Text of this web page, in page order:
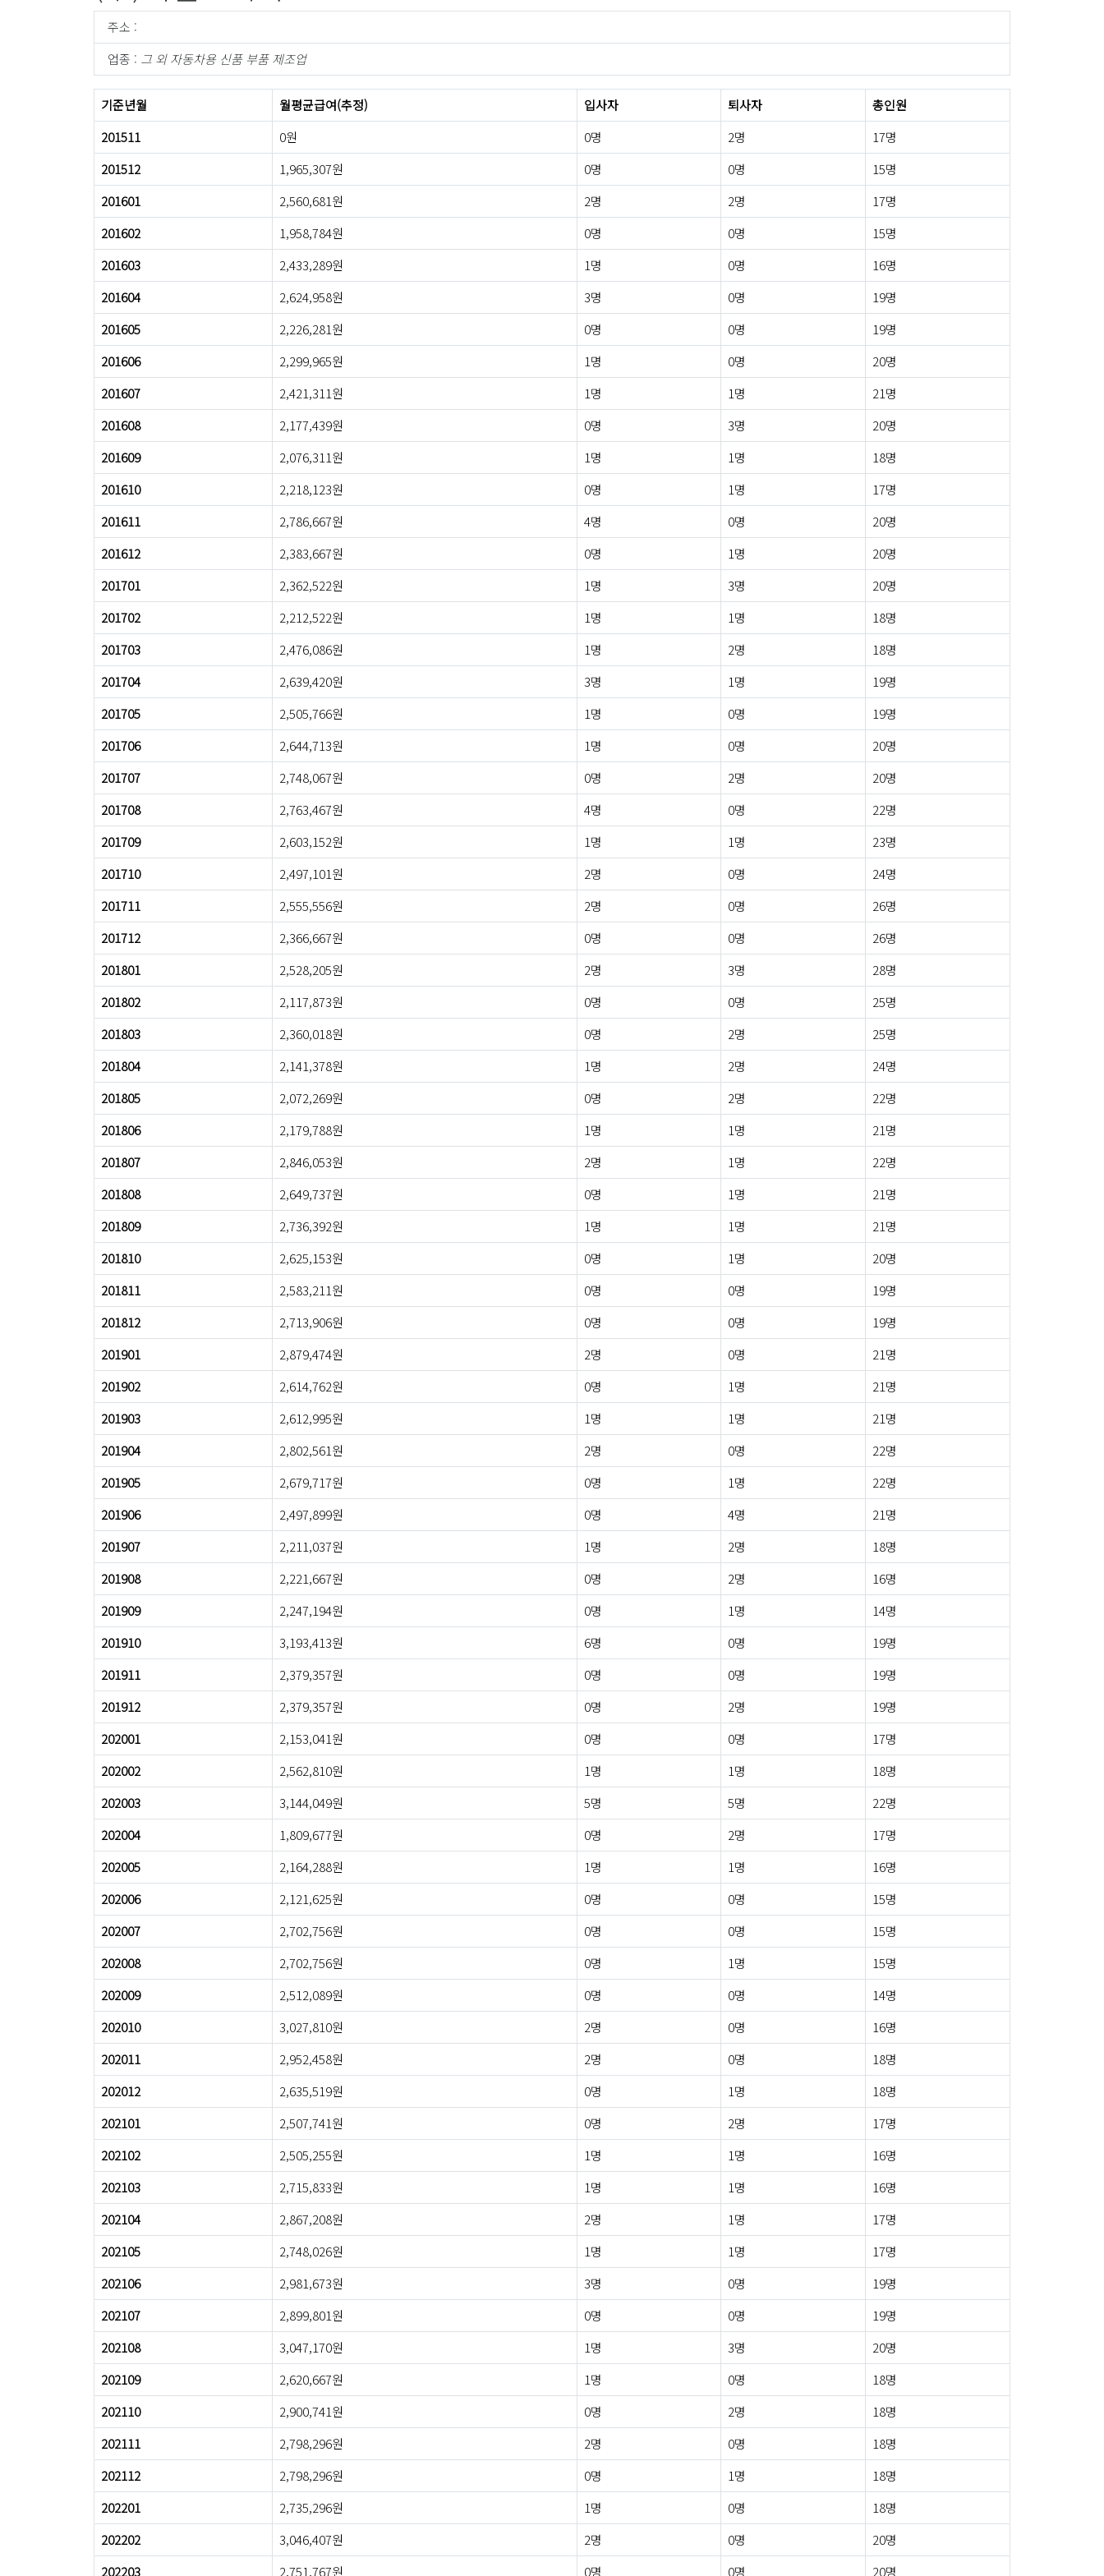
주소 :
업종 : 그 외 자동차용 신품 부품 제조업
기준년월 월평균급여(추정) 입사자 퇴사자
총인원
201511
0원 0명 2명
17명
201512
1,965,307원 0명 0명
15명
201601
2,560,681원 2명 2명
17명
201602
1,958,784원 0명 0명
15명
201603
2,433,289원 1명 0명
16명
201604
2,624,958원 3명 0명
19명
201605
2,226,281원 0명 0명
19명
201606
2,299,965원 1명 0명
20명
201607
2,421,311원 1명 1명
21명
201608
2,177,439원 0명 3명
20명
201609
2,076,311원 1명 1명
18명
201610
2,218,123원 0명 1명
17명
201611
2,786,667원 4명 0명
20명
201612
2,383,667원 0명 1명
20명
201701
2,362,522원 1명 3명
20명
201702
2,212,522원 1명 1명
18명
201703
2,476,086원 1명 2명
18명
201704
2,639,420원 3명 1명
19명
201705
2,505,766원 1명 0명
19명
201706
2,644,713원 1명 0명
20명
201707
2,748,067원 0명 2명
20명
201708
2,763,467원 4명 0명
22명
201709
2,603,152원 1명 1명
23명
201710
2,497,101원 2명 0명
24명
201711
2,555,556원 2명 0명
26명
201712
2,366,667원 0명 0명
26명
201801
2,528,205원 2명 3명
28명
201802
2,117,873원 0명 0명
25명
201803
2,360,018원 0명 2명
25명
201804
2,141,378원 1명 2명
24명
201805
2,072,269원 0명 2명
22명
201806
2,179,788원 1명 1명
21명
201807
2,846,053원 2명 1명
22명
201808
2,649,737원 0명 1명
21명
201809
2,736,392원 1명 1명
21명
201810
2,625,153원 0명 1명
20명
201811
2,583,211원 0명 0명
19명
201812
2,713,906원 0명 0명
19명
201901
2,879,474원 2명 0명
21명
201902
2,614,762원 0명 1명
21명
201903
2,612,995원 1명 1명
21명
201904
2,802,561원 2명 0명
22명
201905
2,679,717원 0명 1명
22명
201906
2,497,899원 0명 4명
21명
201907
2,211,037원 1명 2명
18명
201908
2,221,667원 0명 2명
16명
201909
2,247,194원 0명 1명
14명
201910
3,193,413원 6명 0명
19명
201911
2,379,357원 0명 0명
19명
201912
2,379,357원 0명 2명
19명
202001
2,153,041원 0명 0명
17명
202002
2,562,810원 1명 1명
18명
202003
3,144,049원 5명 5명
22명
202004
1,809,677원 0명 2명
17명
202005
2,164,288원 1명 1명
16명
202006
2,121,625원 0명 0명
15명
202007
2,702,756원 0명 0명
15명
202008
2,702,756원 0명 1명
15명
202009
2,512,089원 0명 0명
14명
202010
3,027,810원 2명 0명
16명
202011
2,952,458원 2명 0명
18명
202012
2,635,519원 0명 1명
18명
202101
2,507,741원 0명 2명
17명
202102
2,505,255원 1명 1명
16명
202103
2,715,833원 1명 1명
16명
202104
2,867,208원 2명 1명
17명
202105
2,748,026원 1명 1명
17명
202106
2,981,673원 3명 0명
19명
202107
2,899,801원 0명 0명
19명
202108
3,047,170원 1명 3명
20명
202109
2,620,667원 1명 0명
18명
202110
2,900,741원 0명 2명
18명
202111
2,798,296원 2명 0명
18명
202112
2,798,296원 0명 1명
18명
202201
2,735,296원 1명 0명
18명
202202
3,046,407원 2명 0명
20명
202203
2,751,767원 0명 0명 20명